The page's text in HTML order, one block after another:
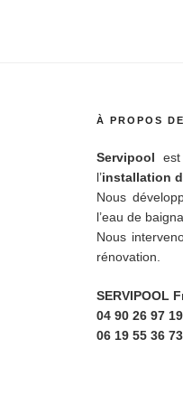
À PROPOS
Servipool
l’installation
Nous
l’eau de
Nous
rénovation.
SERVIPOOL
04 90 26 97 19
06 19 55 36 73